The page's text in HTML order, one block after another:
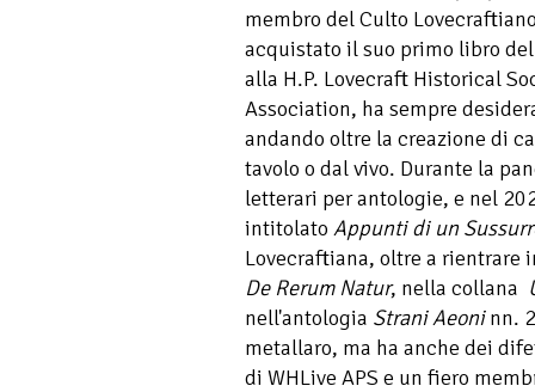
membro del Culto
acquistato il suo primo libro
alla H.P. Lovecraft Historical
Association, ha sempre
andando oltre la creazione di
tavolo o dal vivo. Durante la
letterari per antologie, e nel
intitolato Appunti di un
Lovecraftiana, oltre a
De Rerum Natur, nella collana
nell'antologia Strani Aeoninn.
metallaro, ma ha anche dei
di WHLive APS e un fiero